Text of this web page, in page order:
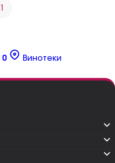
1
0
Винотеки